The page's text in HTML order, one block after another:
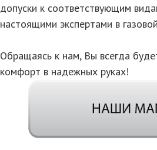
допуски к соответствующим
настоящими экспертами в
Обращаясь к нам, Вы всегда
комфорт в надежных руках!